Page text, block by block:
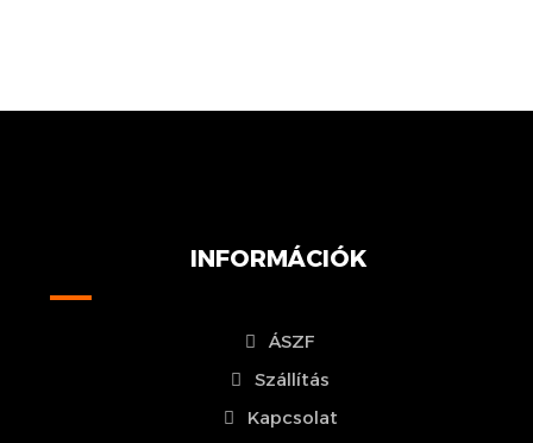
INFORMÁCIÓK
ÁSZF
Szállítás
Kapcsolat